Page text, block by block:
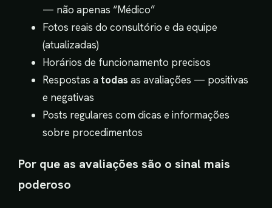
— não apenas “Médico”
Fotos reais do consultório e da equipe
(atualizadas)
Horários de funcionamento precisos
Respostas atodas as avaliações — positivas
e negativas
Posts regulares com dicas e informações
sobre procedimentos
Por que as avaliações são o sinal mais
poderoso